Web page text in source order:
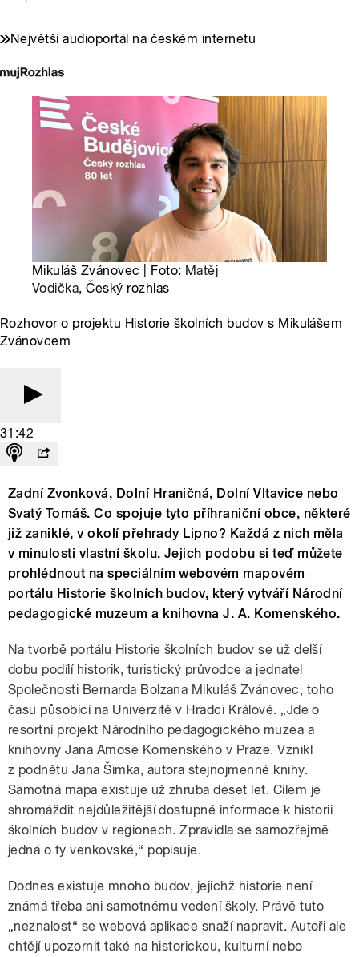
Největší audioportál na českém internetu
Mikuláš Zvánovec | Foto: Matěj
Vodička, Český rozhlas
Rozhovor o projektu Historie školních budov s Mikulášem
Zvánovcem
31:42
Zadní Zvonková, Dolní Hraničná, Dolní Vltavice nebo
Svatý Tomáš. Co spojuje tyto příhraniční obce, některé
již zaniklé, v okolí přehrady Lipno? Každá z nich měla
v minulosti vlastní školu. Jejich podobu si teď můžete
prohlédnout na speciálním webovém mapovém
portálu Historie školních budov, který vytváří Národní
pedagogické muzeum a knihovna J. A. Komenského.
Na tvorbě portálu Historie školních budov se už delší
dobu podílí historik, turistický průvodce a jednatel
Společnosti Bernarda Bolzana Mikuláš Zvánovec, toho
času působící na Univerzitě v Hradci Králové. „Jde o
resortní projekt Národního pedagogického muzea a
knihovny Jana Amose Komenského v Praze. Vznikl
z podnětu Jana Šimka, autora stejnojmenné knihy.
Samotná mapa existuje už zhruba deset let. Cílem je
shromáždit nejdůležitější dostupné informace k historii
školních budov v regionech. Zpravidla se samozřejmě
jedná o ty venkovské,“ popisuje.
Dodnes existuje mnoho budov, jejichž historie není
známá třeba ani samotnému vedení školy. Právě tuto
„neznalost“ se webová aplikace snaží napravit. Autoři ale
chtějí upozornit také na historickou, kulturní nebo